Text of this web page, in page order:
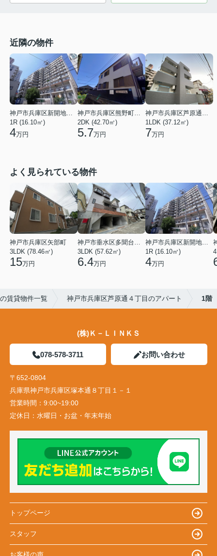
近隣の物件
神戸市兵庫区新開地１丁目
1R (16.10㎡)
4万円
神戸市兵庫区熊野町４丁目
2DK (42.70㎡)
5.7万円
神戸市兵庫区芦原通４丁目
1LDK (37.12㎡)
7万円
よく見られている物件
神戸市兵庫区矢部町
3LDK (78.46㎡)
15万円
神戸市垂水区多聞台２丁目
3LDK (57.62㎡)
6.4万円
神戸市兵庫区新開地１丁目
1R (16.10㎡)
4万円
賃貸物件一覧 神戸市兵庫区芦原通４丁目のアパート 1階
(株)Ｋ－ＬＩＮＫＳ
078-578-3711 お問い合わせ
〒652-0804
兵庫県神戸市兵庫区塚本通８丁目１－１
営業時間： 9:00~19:00
定休日： 水曜日・お盆・年末年始
トップページ
スタッフ